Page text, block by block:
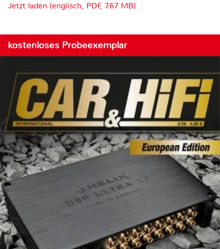
Jetzt laden (englisch, PDF, 7.67 MB)
kostenloses Probeexemplar